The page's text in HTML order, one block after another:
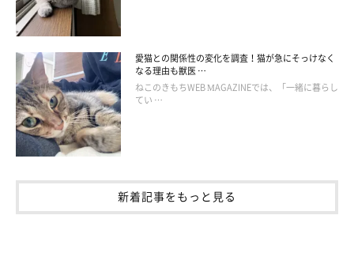
師相談室の山口みき先生
山口先生：
「猫は、アイコンタクトで飼い主さんに訴えることがある動物で
す。アイコンタクトをした際に『スイッチをつけてもらえた』と
いう経験が過去にあるのかもしれませんね」
愛猫との関係性の変化を調査！猫が急にそっけなく
なる理由も獣医 …
ねこのきもちWEB MAGAZINEでは、「一緒に暮らし
てい …
新着記事をもっと見る